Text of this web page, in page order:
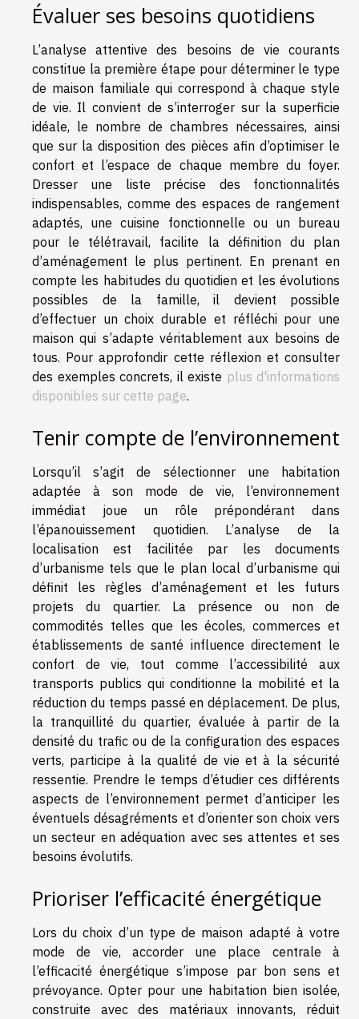
Évaluer ses besoins quotidiens
L’analyse attentive des besoins de vie courants
constitue la première étape pour déterminer le type
de maison familiale qui correspond à chaque style
de vie. Il convient de s’interroger sur la superficie
idéale, le nombre de chambres nécessaires, ainsi
que sur la disposition des pièces afin d’optimiser le
confort et l’espace de chaque membre du foyer.
Dresser une liste précise des fonctionnalités
indispensables, comme des espaces de rangement
adaptés, une cuisine fonctionnelle ou un bureau
pour le télétravail, facilite la définition du plan
d’aménagement le plus pertinent. En prenant en
compte les habitudes du quotidien et les évolutions
possibles de la famille, il devient possible
d’effectuer un choix durable et réfléchi pour une
maison qui s’adapte véritablement aux besoins de
tous. Pour approfondir cette réflexion et consulter
des exemples concrets, il existe plus d'informations
disponibles sur cette page.
Tenir compte de l’environnement
Lorsqu’il s’agit de sélectionner une habitation
adaptée à son mode de vie, l’environnement
immédiat joue un rôle prépondérant dans
l’épanouissement quotidien. L’analyse de la
localisation est facilitée par les documents
d’urbanisme tels que le plan local d’urbanisme qui
définit les règles d’aménagement et les futurs
projets du quartier. La présence ou non de
commodités telles que les écoles, commerces et
établissements de santé influence directement le
confort de vie, tout comme l’accessibilité aux
transports publics qui conditionne la mobilité et la
réduction du temps passé en déplacement. De plus,
la tranquillité du quartier, évaluée à partir de la
densité du trafic ou de la configuration des espaces
verts, participe à la qualité de vie et à la sécurité
ressentie. Prendre le temps d’étudier ces différents
aspects de l’environnement permet d’anticiper les
éventuels désagréments et d’orienter son choix vers
un secteur en adéquation avec ses attentes et ses
besoins évolutifs.
Prioriser l’efficacité énergétique
Lors du choix d’un type de maison adapté à votre
mode de vie, accorder une place centrale à
l’efficacité énergétique s’impose par bon sens et
prévoyance. Opter pour une habitation bien isolée,
construite avec des matériaux innovants, réduit